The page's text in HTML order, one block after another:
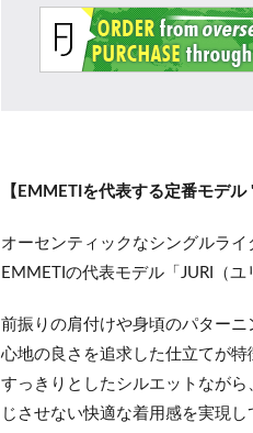
【EMMETIを代表する定番モデル
オーセンティックなシングルラ
EMMETIの代表モデル「JURI（ユ
前振りの肩付けや身頃のパター
心地の良さを追求した仕立てが特
すっきりとしたシルエットなが
じさせない快適な着用感を実現し